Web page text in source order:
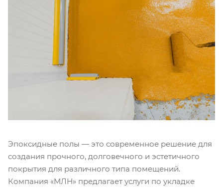
Эпоксидные полы — это современное решение для
создания прочного, долговечного и эстетичного
покрытия для различного типа помещений.
Компания «МЛН» предлагает услуги по укладке